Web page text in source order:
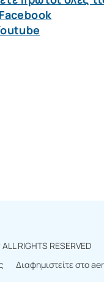
ALL RIGHTS RESERVED
Διαφημιστείτε στο